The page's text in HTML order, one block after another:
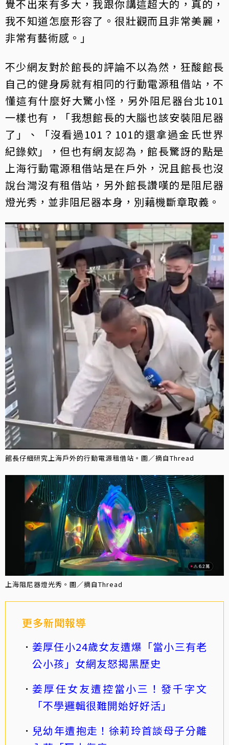
覺不出來有多大，我跟你講這超大的，真的，
我不知道怎麼形容了。很壯觀而且非常美麗，
非常有藝術感。」
不少網友對於館長的評論不以為然，狂酸館長
自己的健身房就有相同的行動電源租借站，不
懂這有什麼好大驚小怪，另外阻尼器台北101
一樣也有，「我想館長的大腦也該安裝阻尼器
了」、「沒看過101？101的還拿過金氏世界
紀錄欸」，但也有網友認為，館長驚訝的點是
上海行動電源租借站是在戶外，況且館長也沒
說台灣沒有租借站，另外館長讚嘆的是阻尼器
燈光秀，並非阻尼器本身，別藉機斷章取義。
館長仔細研究上海戶外的行動電源租借站。圖／摘自Thread
上海阻尼器燈光秀。圖／摘自Thread
更多新聞報導
姜厚任小24歲女友遭爆「當小三有老
公小孩」女網友怒揭黑歷史
姜厚任女友遭控當小三！發千字文
「不學邏輯很難開始好好活」
兒幼年遭抱走！徐莉玲首談母子分離